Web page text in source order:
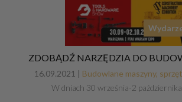
ZDOBĄDŹ NARZĘDZIA DO
16.09.2021 | Budowlane maszyny,
W dniach 30 września-2